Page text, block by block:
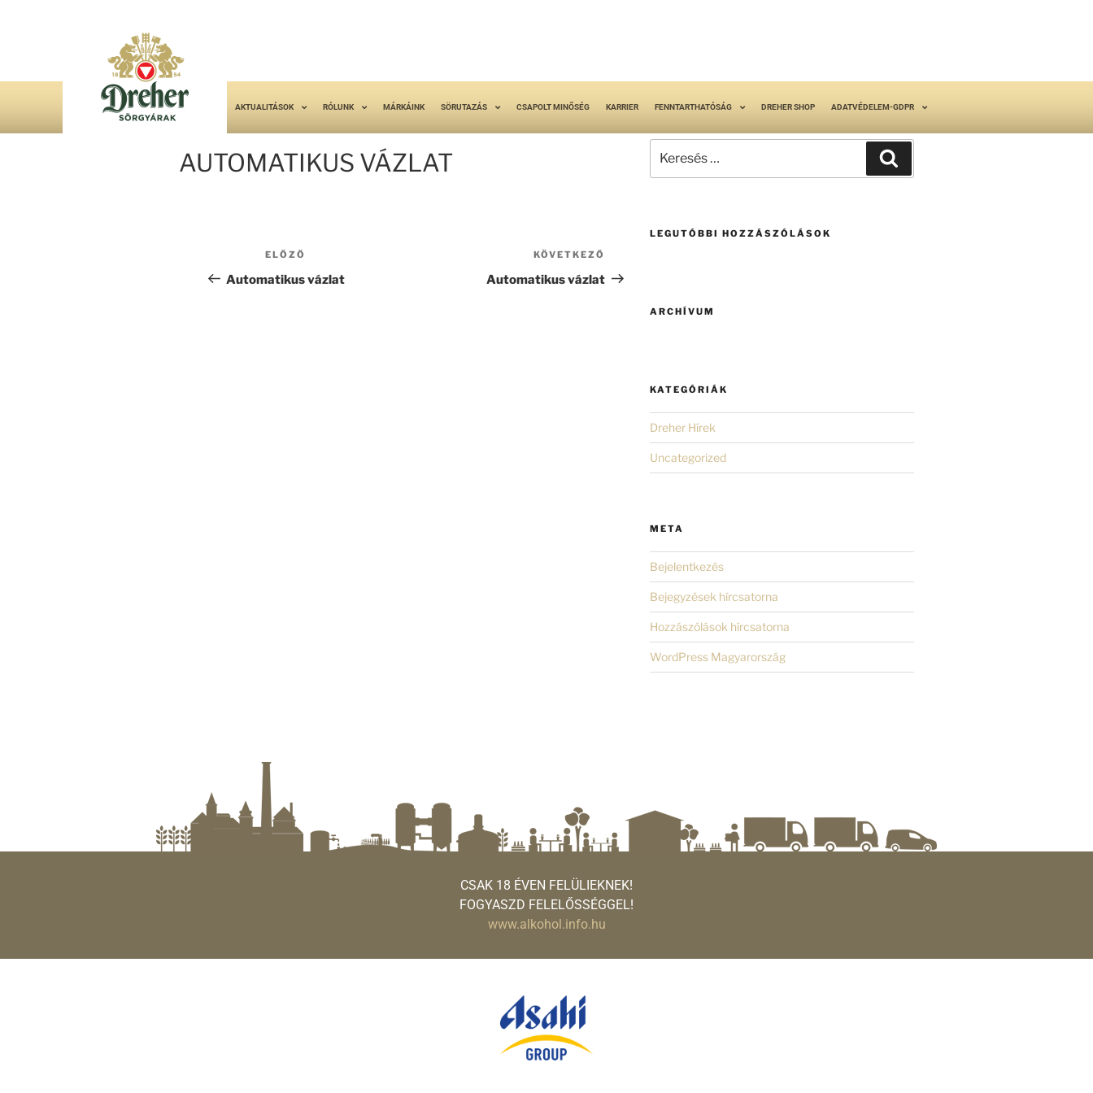
AKTUALITÁSOK RÓLUNK MÁRKÁINK SÖRUTAZÁS CSAPOLT MINŐSÉG KARRIER FENNTARTHATÓSÁG DREHER SHOP ADATVÉDELEM-GDPR
AUTOMATIKUS VÁZLAT
ELŐZŐ
Automatikus vázlat
KÖVETKEZŐ
Automatikus vázlat
LEGUTÓBBI HOZZÁSZÓLÁSOK
ARCHÍVUM
KATEGÓRIÁK
Dreher Hírek
Uncategorized
META
Bejelentkezés
Bejegyzések hírcsatorna
Hozzászólások hírcsatorna
WordPress Magyarország
CSAK 18 ÉVEN FELÜLIEKNEK!
FOGYASZD FELELŐSSÉGGEL!
www.alkohol.info.hu